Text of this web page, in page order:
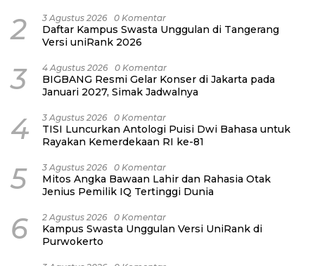
2 3 Agustus 2026 0 Komentar
Daftar Kampus Swasta Unggulan di Tangerang
Versi uniRank 2026
3 4 Agustus 2026 0 Komentar
BIGBANG Resmi Gelar Konser di Jakarta pada
Januari 2027, Simak Jadwalnya
4 3 Agustus 2026 0 Komentar
TISI Luncurkan Antologi Puisi Dwi Bahasa untuk
Rayakan Kemerdekaan RI ke-81
5 3 Agustus 2026 0 Komentar
Mitos Angka Bawaan Lahir dan Rahasia Otak
Jenius Pemilik IQ Tertinggi Dunia
6 2 Agustus 2026 0 Komentar
Kampus Swasta Unggulan Versi UniRank di
Purwokerto